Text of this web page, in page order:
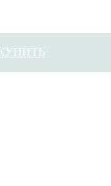
КУПИТЬ